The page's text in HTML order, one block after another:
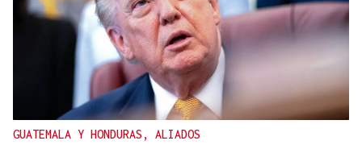
GUATEMALA Y HONDURAS, ALIADOS